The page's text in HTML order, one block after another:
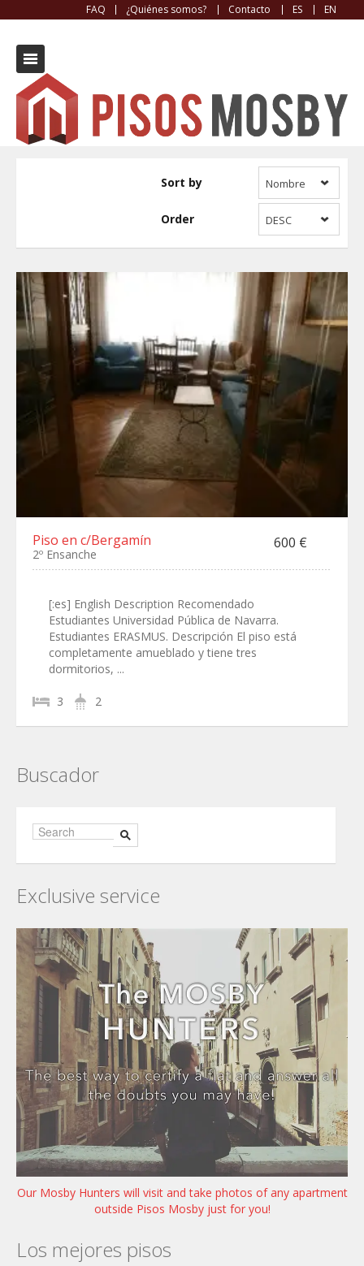
FAQ ¿Quiénes somos? Contacto ES EN
2º Ensanche
Sort by Nombre
Order DESC
Piso en c/Bergamín 600 €
2º Ensanche
[:es] English Description Recomendado
Estudiantes Universidad Pública de Navarra.
Estudiantes ERASMUS. Descripción El piso está
completamente amueblado y tiene tres
dormitorios, ...
3 2
Buscador
Exclusive service
Our Mosby Hunters will visit and take photos of any apartment
outside Pisos Mosby just for you!
Los mejores pisos